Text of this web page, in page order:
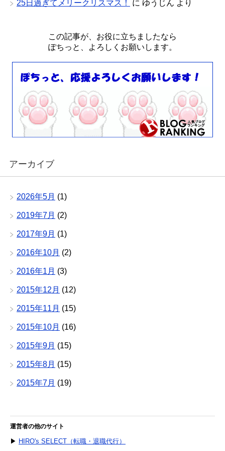
25日過ぎてメリークリスマス！ に ゆうじん より
この記事が、お役に立ちましたなら
ぽちっと、よろしくお願いします。
アーカイブ
2026年5月 (1)
2019年7月 (2)
2017年9月 (1)
2016年10月 (2)
2016年1月 (3)
2015年12月 (12)
2015年11月 (15)
2015年10月 (16)
2015年9月 (15)
2015年8月 (15)
2015年7月 (19)
運営者の他のサイト
▶ HIRO's SELECT（転職・退職代行）